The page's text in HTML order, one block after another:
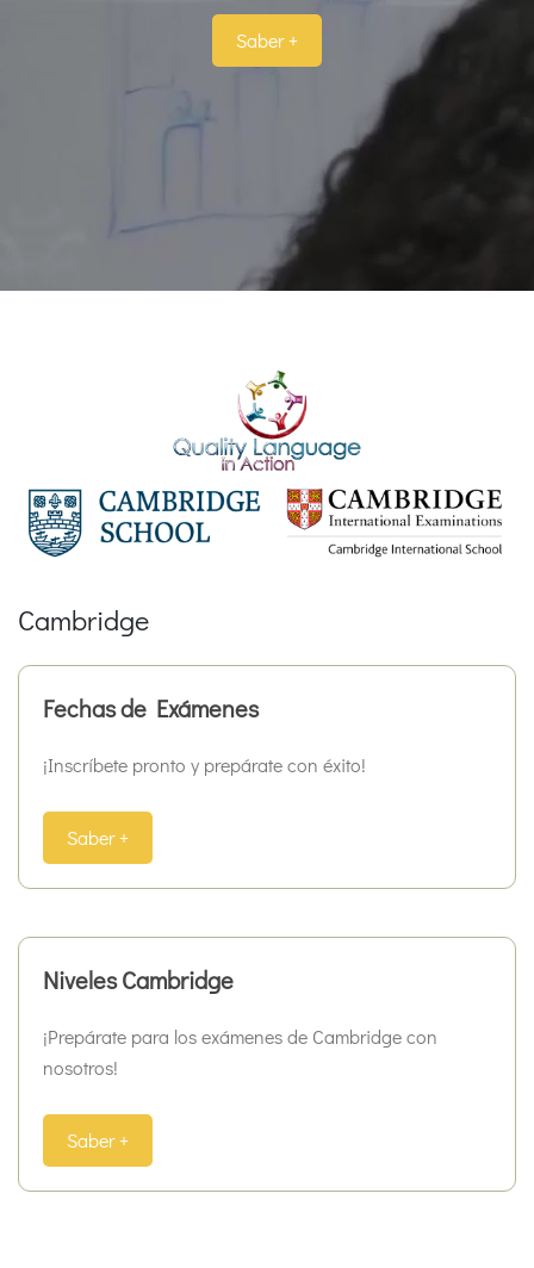
Saber +
Cambridge
Fechas de Exámenes
¡Inscríbete pronto y prepárate con éxito!
Saber +
Niveles Cambridge
¡Prepárate para los exámenes de Cambridge con
nosotros!
Saber +